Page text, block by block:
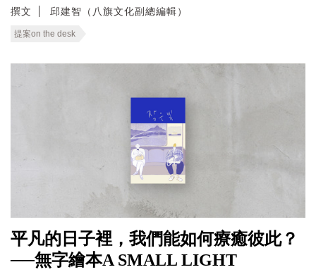
撰文 邱建智（八旗文化副總編輯）
提案on the desk
平凡的日子裡，我們能如何療癒彼此？
──無字繪本A SMALL LIGHT